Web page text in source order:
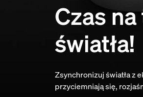
Czas
światła!
Zsynchronizuj światła z
przyciemniają się,